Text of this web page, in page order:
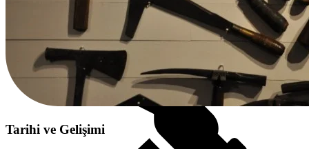
Ayakkabıcı Çekiçleri
Tarihi ve Gelişimi